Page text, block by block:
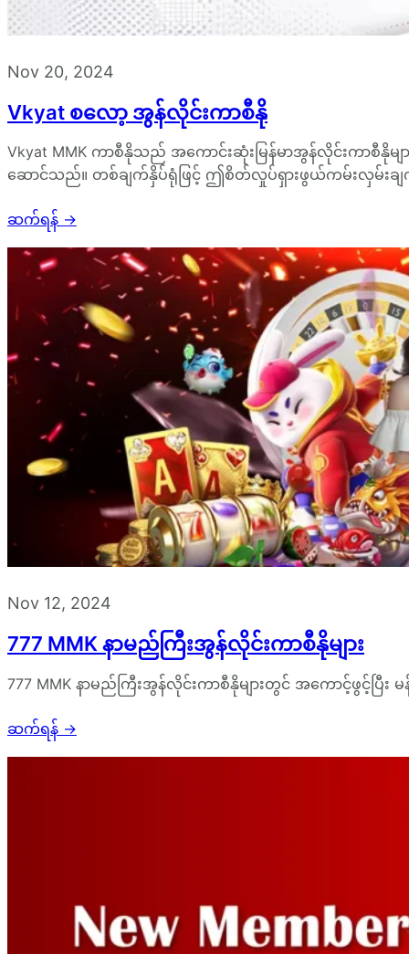
Nov 20, 2024
Vkyat စလော့ အွန်လိုင်းကာစီနို
Vkyat MMK ကာစီနိုသည် အကောင်းဆုံးမြန်မာအွန်လိုင်းကာစီ
ဆောင်သည်။ တစ်ချက်နှိပ်ရုံဖြင့် ဤစိတ်လှုပ်ရှားဖွယ်ကမ်းလှမ်းခ
ဆက်ရန် →
Nov 12, 2024
777 MMK နာမည်ကြီးအွန်လိုင်းကာစီနိုများ
777 MMK နာမည်ကြီးအွန်လိုင်းကာစီနိုများတွင် အကောင့်ဖွင့်ပြီး
ဆက်ရန် →